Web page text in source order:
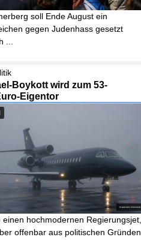
soll Ende August ein
gegen Judenhass gesetzt
...
Boykott wird zum 53-
Eigentor
einen hochmodernen Regierungsjet,
offenbar aus politischen Gründen